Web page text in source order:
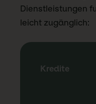
Dienstleistungen
leicht zugänglich:
Kredite